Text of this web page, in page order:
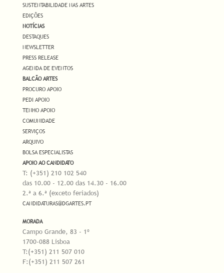
SUSTENTABILIDADE NAS ARTES
EDIÇÕES
NOTÍCIAS
DESTAQUES
NEWSLETTER
PRESS RELEASE
AGENDA DE EVENTOS
BALCÃO ARTES
PROCURO APOIO
PEDI APOIO
TENHO APOIO
COMUNIDADE
SERVIÇOS
ARQUIVO
BOLSA ESPECIALISTAS
APOIO AO CANDIDATO
T: (+351) 210 102 540
das 10.00 - 12.00 das 14.30 - 16.00
2.ª a 6.ª (exceto feriados)
CANDIDATURAS@DGARTES.PT
MORADA
Campo Grande, 83 - 1º
1700-088 Lisboa
T:(+351) 211 507 010
F:(+351) 211 507 261